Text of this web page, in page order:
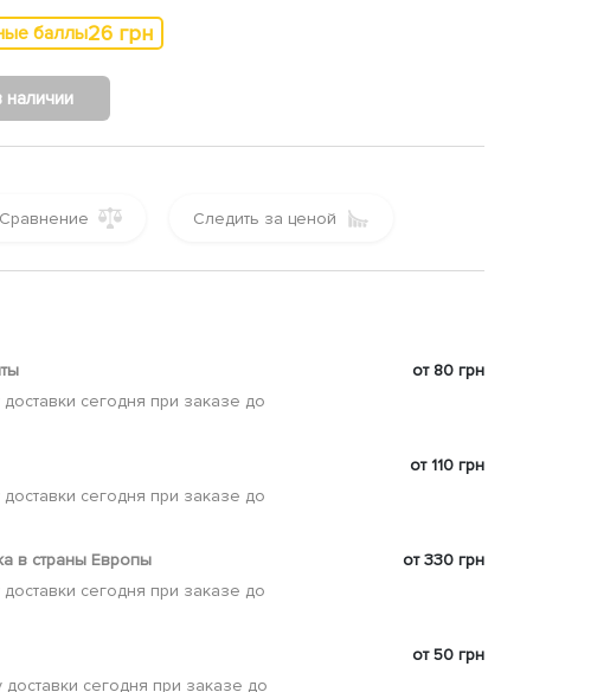
баллы26 грн
наличии
Сравнение Следить за ценой
сегодня при заказе до
от 80 грн
сегодня при заказе до
от 110 грн
в страны Европы
сегодня при заказе до
от 330 грн
сегодня при заказе до
от 50 грн